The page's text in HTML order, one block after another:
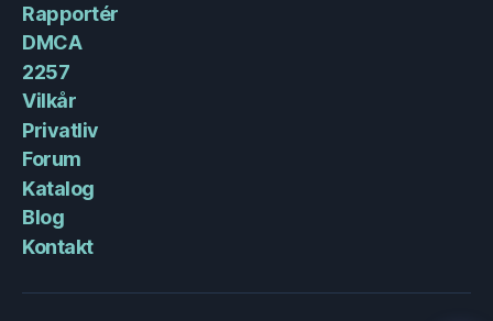
Rapportér
DMCA
2257
Vilkår
Privatliv
Forum
Katalog
Blog
Kontakt